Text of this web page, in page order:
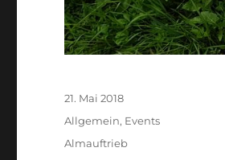
Veröffentlicht
am
21. Mai 2018
Kategorien
Allgemein, Events
Schlagwörter
Almauftrieb